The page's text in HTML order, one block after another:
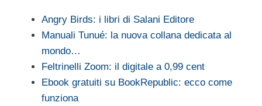
Angry Birds: i libri di Salani Editore
Manuali Tunué: la nuova collana dedicata al
mondo…
Feltrinelli Zoom: il digitale a 0,99 cent
Ebook gratuiti su BookRepublic: ecco come
funziona